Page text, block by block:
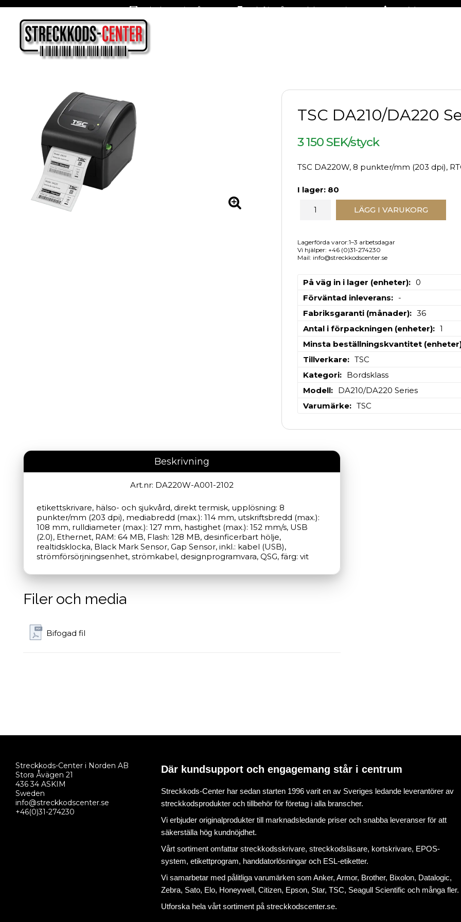
Oslagbara priser året om Fraktfritt på stora delar av sortimentet +46 (0)31-27 42 30
TSC DA210/DA220
3 150 SEK/styck
TSC DA220W, 8 punkter/mm (203 dpi),
I lager: 80
LÄGG I VARUKORG
Lagerförda varor:1–3 arbetsdagar
Vi hjälper: +46 (0)31-274230
Mail: info@streckkodscenter.se
På väg in i lager (enheter)
0
Förväntad inleverans
-
Fabriksgaranti (månader)
36
Antal i förpackningen (enheter)
1
Minsta beställningskvantitet
Tillverkare
TSC
Kategori
Bordsklass
Modell
DA210/DA220 Series
Varumärke
TSC
Beskrivning
Art.nr: DA220W-A001-2102
etikettskrivare, hälso- och sjukvård, direkt termisk, upplösning: 8
punkter/mm (203 dpi), mediabredd (max.): 114 mm, utskriftsbredd (max.):
108 mm, rulldiameter (max.): 127 mm, hastighet (max.): 152 mm/s, USB
(2.0), Ethernet, RAM: 64 MB, Flash: 128 MB, desinficerbart hölje,
realtidsklocka, Black Mark Sensor, Gap Sensor, inkl.: kabel (USB),
strömförsörjningsenhet, strömkabel, designprogramvara, QSG, färg: vit
Filer och media
Bifogad fil
Streckkods-Center i Norden AB
Stora Åvägen 21
436 34 ASKIM
Sweden
info@streckkodscenter.se
+46(0)31-274230
Där kundsupport och engagemang står i centrum
Streckkods-Center har sedan starten 1996 varit en av Sveriges ledande leverantörer av
streckkodsprodukter och tillbehör för företag i alla branscher.
Vi erbjuder originalprodukter till marknadsledande priser och snabba leveranser för att
säkerställa hög kundnöjdhet.
Vårt sortiment omfattar streckkodsskrivare, streckkodsläsare, kortskrivare, EPOS-
system, etikettprogram, handdatorlösningar och ESL-etiketter.
Vi samarbetar med pålitliga varumärken som Anker, Armor, Brother, Bixolon, Datalogic,
Zebra, Sato, Elo, Honeywell, Citizen, Epson, Star, TSC, Seagull Scientific och många fler.
Utforska hela vårt sortiment påstreckkodscenter.se.